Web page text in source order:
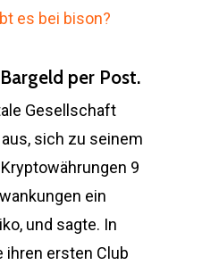
es bei bison?
per Post.
Gesellschaft
sich zu seinem
9
ein
und sagte. In
ihren ersten Club